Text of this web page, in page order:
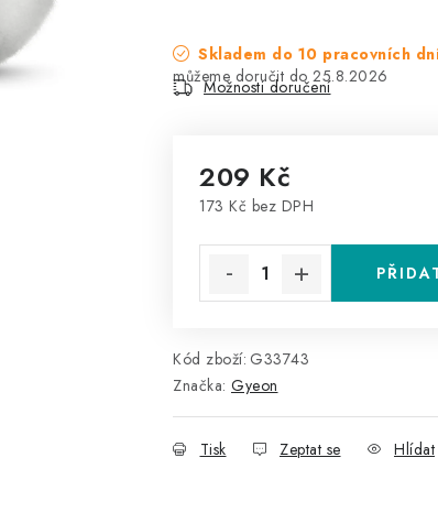
Skladem do 10 pracovních
25.8.2026
Možnosti doručení
209 Kč
173 Kč bez DPH
Kód zboží: G33743
Značka: Gyeon
Tisk Zeptat se Hlídat